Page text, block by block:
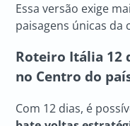
Essa versão exige
paisagens únicas
Roteiro Itália 12
no Centro do
Com 12 dias, é